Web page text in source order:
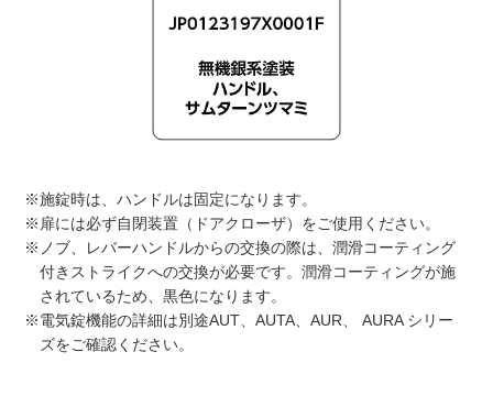
※施錠時は、ハンドルは固定になります。
※扉には必ず自閉装置（ドアクローザ）をご使用ください。
※ノブ、レバーハンドルからの交換の際は、潤滑コーティング
付きストライクへの交換が必要です。潤滑コーティングが施
されているため、黒色になります。
※電気錠機能の詳細は別途AUT、AUTA、AUR、 AURA シリー
ズをご確認ください。